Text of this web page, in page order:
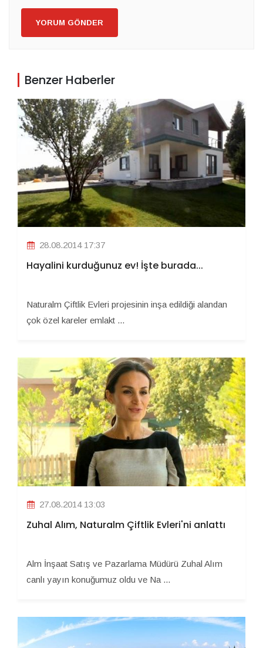
YORUM GÖNDER
Benzer Haberler
28.08.2014 17:37
Hayalini kurduğunuz ev! İşte burada...
Naturalm Çiftlik Evleri projesinin inşa edildiği alandan
çok özel kareler emlakt ...
27.08.2014 13:03
Zuhal Alım, Naturalm Çiftlik Evleri'ni anlattı
Alm İnşaat Satış ve Pazarlama Müdürü Zuhal Alım
canlı yayın konuğumuz oldu ve Na ...